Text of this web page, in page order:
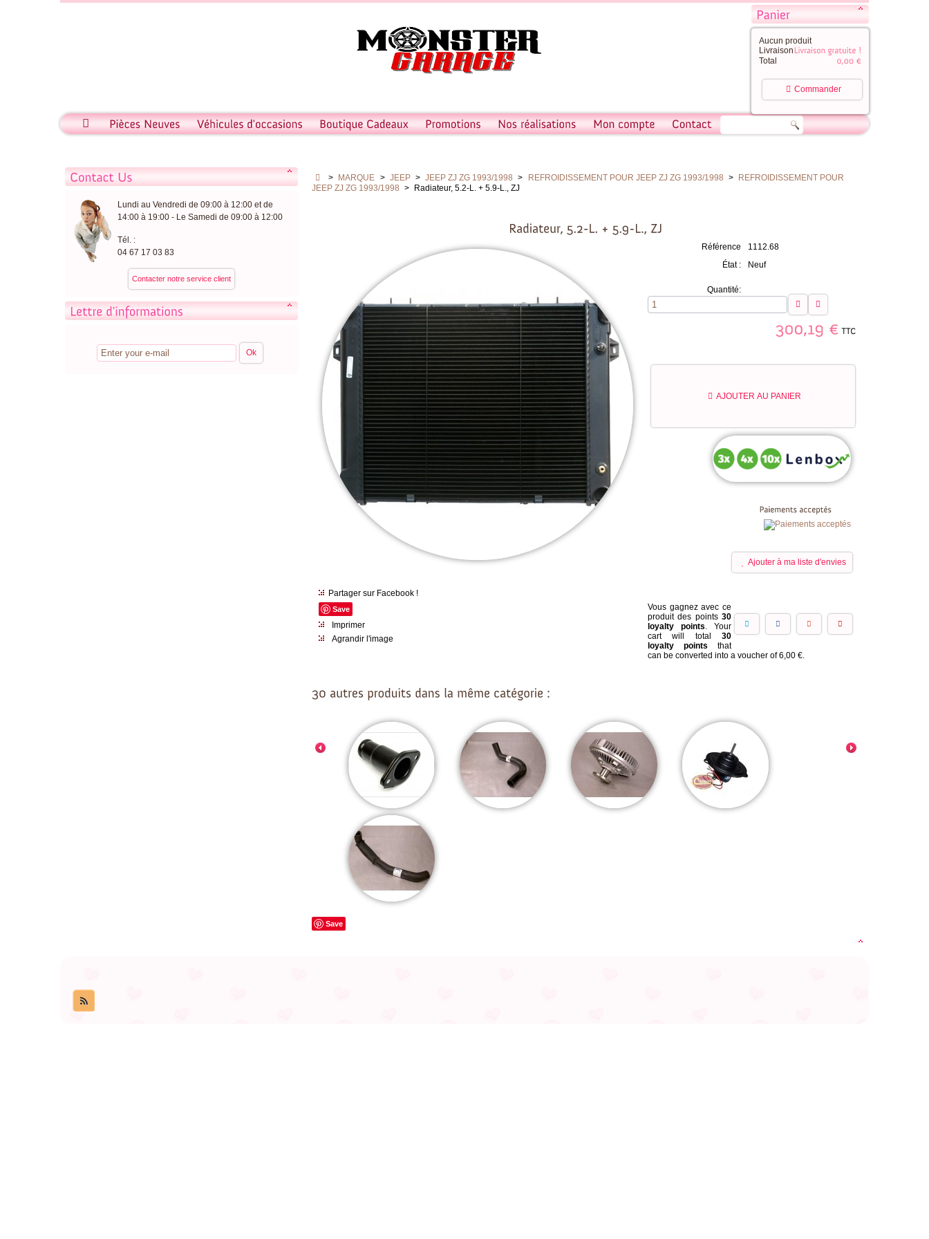
Aucun produit
Livraison
Total
Commander
Lundi au Vendredi de 09:00 à 12:00 et de
14:00 à 19:00 - Le Samedi de 09:00 à 12:00
Tél. :
04 67 17 03 83
Contacter notre service client
> MARQUE > JEEP > JEEP ZJ ZG 1993/1998 > REFROIDISSEMENT POUR JEEP ZJ ZG 1993/1998 >
REFROIDISSEMENT POUR
JEEP ZJ ZG 1993/1998 > Radiateur, 5.2-L. + 5.9-L., ZJ
Partager sur Facebook !
Save
Imprimer
Agrandir l'image
Référence
1112.68
État :
Neuf
Quantité:
AJOUTER AU PANIER
Ajouter à ma liste d'envies
Vous gagnez avec ce
produit des points30
loyalty points. Your
cart will total30
loyalty points that
can be converted into a voucher of6,00 €.
Save